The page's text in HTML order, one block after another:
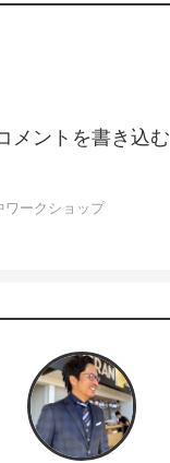
メントを書き込む
ワークショップ